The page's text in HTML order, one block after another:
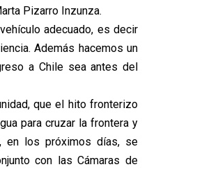
Pizarro Inzunza.
adecuado, es decir
Además hacemos un
a Chile sea antes del
que el hito fronterizo
para cruzar la frontera y
en los próximos días, se
con las Cámaras de